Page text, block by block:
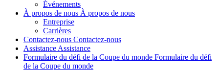
Événements
À propos de nous À propos de nous
Entreprise
Carrières
Contactez-nous Contactez-nous
Assistance Assistance
Formulaire du défi de la Coupe du monde Formulaire du défi
de la Coupe du monde